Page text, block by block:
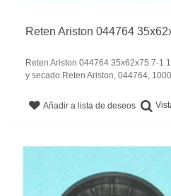
Reten Ariston 044764
Reten Ariston 044764 35x62x75.7-1
y secado.Reten Ariston, 044764,
Añadir a lista de deseos